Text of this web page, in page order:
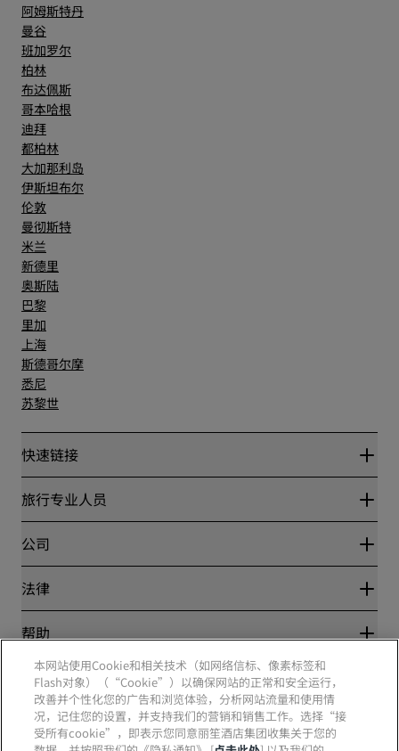
阿姆斯特丹
曼谷
班加罗尔
柏林
布达佩斯
哥本哈根
迪拜
都柏林
大加那利岛
伊斯坦布尔
伦敦
曼彻斯特
米兰
新德里
奥斯陆
巴黎
里加
上海
斯德哥尔摩
悉尼
苏黎世
快速链接
丽赏会
Blog
目的地
丽笙酒店集团APP
体育认证酒店
家庭友好型酒店
旅行专业人员
合作伙伴
公司
丽笙酒店集团
工作机会 RHG
工作机会 PPHE
工作机会 EHL
The Club by RHG
发展机会
责任经营
采购
法律
隐私中心
丽赏会条款和条件
网站使用协议
数字无障碍
现代奴隶制声明
帮助
消费者警示
联系方式
常见问题
网站地图
社交媒体
丽笙酒店集团品牌
本网站使用Cookie和相关技术（如网络信标、像素标签和
Flash对象）（“Cookie”）以确保网站的正常和安全运行，
改善并个性化您的广告和浏览体验，分析网站流量和使用情
况，记住您的设置，并支持我们的营销和销售工作。选择“接
受所有cookie”，即表示您同意丽笙酒店集团收集关于您的